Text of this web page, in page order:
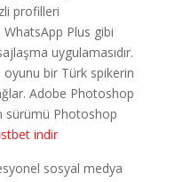
profilleri
Plus gibi
uygulamasıdır.
oyunu bir Türk spikerin
Adobe Photoshop
sürümü Photoshop
indir
sosyal medya